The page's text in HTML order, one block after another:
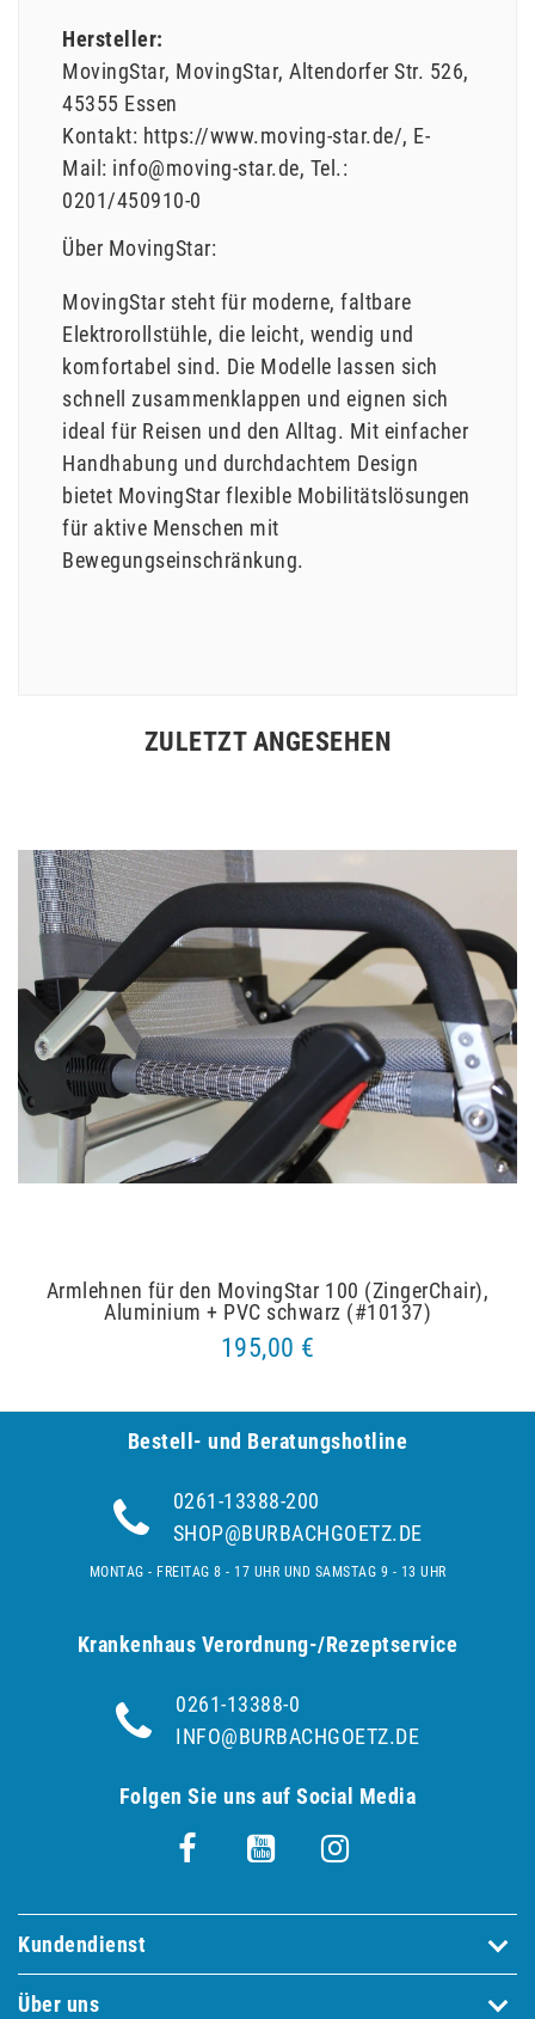
Hersteller:
MovingStar MovingStar Altendorfer Str. 526
45355 Essen
Kontakt: https://www.moving-star.de/ E-
Mail: info@moving-star.de Tel.:
0201/450910-0
Über MovingStar:
MovingStar steht für moderne, faltbare
Elektrorollstühle, die leicht, wendig und
komfortabel sind. Die Modelle lassen sich
schnell zusammenklappen und eignen sich
ideal für Reisen und den Alltag. Mit einfacher
Handhabung und durchdachtem Design
bietet MovingStar flexible Mobilitätslösungen
für aktive Menschen mit
Bewegungseinschränkung.
ZULETZT ANGESEHEN
Armlehnen für den MovingStar 100 (ZingerChair),
Aluminium + PVC schwarz (#10137)
195,00 €
Bestell- und Be­ra­tungs­hot­line
0261-13388-200
SHOP@BURBACHGOETZ.DE
MONTAG - FREITAG 8 - 17 UHR UND SAMSTAG 9 - 13 UHR
Krankenhaus Verordnung-/Rezeptservice
0261-13388-0
INFO@BURBACHGOETZ.DE
Folgen Sie uns auf Social Media
Kundendienst
Über uns